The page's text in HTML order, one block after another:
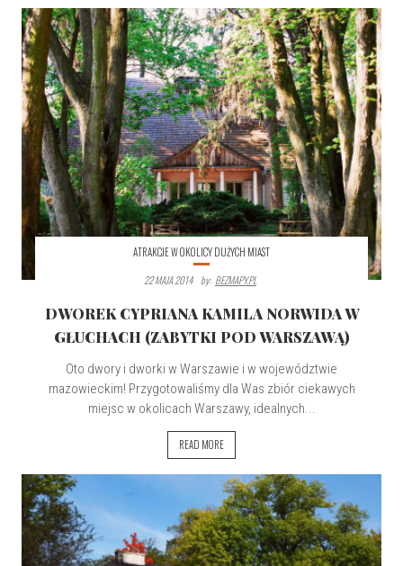
ATRAKCJE W OKOLICY DUŻYCH MIAST
22 MAJA 2014
By: BEZMAPY.PL
DWOREK CYPRIANA KAMILA NORWIDA W
GŁUCHACH (ZABYTKI POD WARSZAWĄ)
Oto dwory i dworki w Warszawie i w województwie
mazowieckim! Przygotowaliśmy dla Was zbiór ciekawych
miejsc w okolicach Warszawy, idealnych...
READ MORE